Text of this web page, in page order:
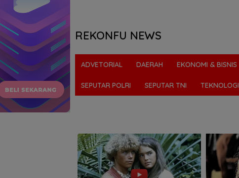
REKONFU NEWS
Berani
Transparan
ADVETORIAL DAERAH EKONOMI & BISNIS
SEPUTAR POLRI SEPUTAR TNI TEKNOLOGI